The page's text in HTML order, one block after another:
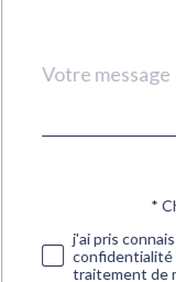
Fieldset
défaut
Message
*
*
j'ai pris
confidentialité
traitement de